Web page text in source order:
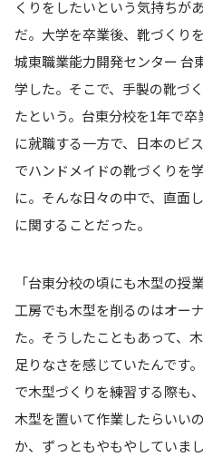
くりをしたいという気持ちが
だ。大学を卒業後、靴づくり
城東職業能力開発センター 台
学した。そこで、手製の靴づ
たという。台東分校を1年で
に就職する一方で、日本のビ
でハンドメイドの靴づくりを
に。そんな日々の中で、直面
に関することだった。
「台東分校の頃にも木型の授
工房でも木型を削るのはオー
た。そうしたこともあって、
足りなさを感じていたんです
で木型づくりを練習する際も
木型を置いて作業したらいい
か、ずっともやもやしていまし